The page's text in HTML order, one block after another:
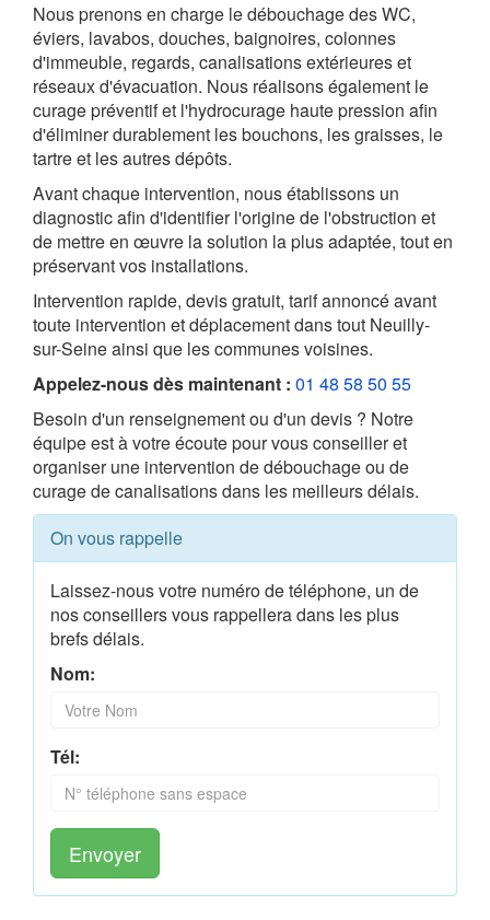
Nous prenons en charge le débouchage des WC,
éviers, lavabos, douches, baignoires, colonnes
d'immeuble, regards, canalisations extérieures et
réseaux d'évacuation. Nous réalisons également le
curage préventif et l'hydrocurage haute pression afin
d'éliminer durablement les bouchons, les graisses, le
tartre et les autres dépôts.
Avant chaque intervention, nous établissons un
diagnostic afin d'identifier l'origine de l'obstruction et
de mettre en œuvre la solution la plus adaptée, tout en
préservant vos installations.
Intervention rapide, devis gratuit, tarif annoncé avant
toute intervention et déplacement dans tout Neuilly-
sur-Seine ainsi que les communes voisines.
Appelez-nous dès maintenant : 01 48 58 50 55
Besoin d'un renseignement ou d'un devis ? Notre
équipe est à votre écoute pour vous conseiller et
organiser une intervention de débouchage ou de
curage de canalisations dans les meilleurs délais.
On vous rappelle
Laissez-nous votre numéro de téléphone, un de
nos conseillers vous rappellera dans les plus
brefs délais.
Nom:
Tél:
Envoyer